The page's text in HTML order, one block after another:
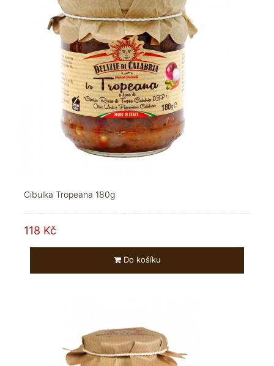
Cibulka Tropeana 180g
118 Kč
Do košíku